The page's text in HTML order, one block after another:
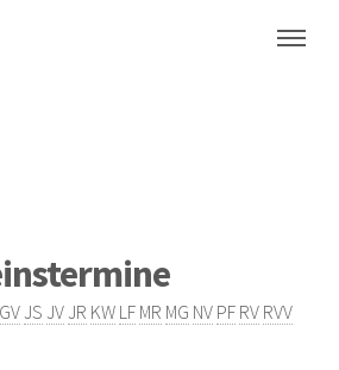
GV JS JV JR KW LF MR MG NV PF RV RVV